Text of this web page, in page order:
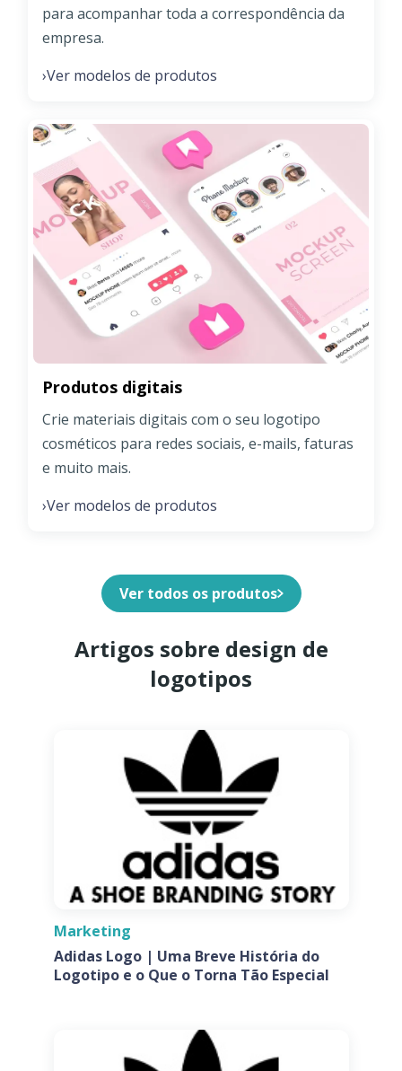
para acompanhar toda a correspondência da
empresa.
›Ver modelos de produtos
Produtos digitais
Crie materiais digitais com o seu logotipo
cosméticos para redes sociais, e-mails, faturas
e muito mais.
›Ver modelos de produtos
Ver todos os produtos
Artigos sobre design de
logotipos
Marketing
Adidas Logo | Uma Breve História do
Logotipo e o Que o Torna Tão Especial